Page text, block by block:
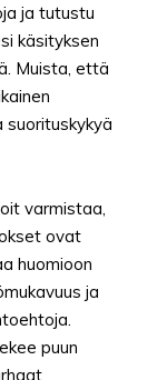
ja tutustu
käsityksen
Muista, että
varmistaa,
ovat
huomioon
ja
puun